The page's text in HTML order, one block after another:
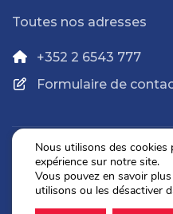
Toutes nos adresses
+352 2 6543 777
Formulaire de
Politique de
Nous utilisons des
expérience sur notre site.
Vous pouvez en savoir
utilisons ou les désactiver